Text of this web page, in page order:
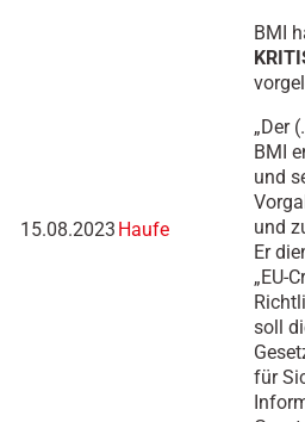
15.08.2023 Haufe
BMI
„Der
BMI
und
und
Er
„EU-
soll
für